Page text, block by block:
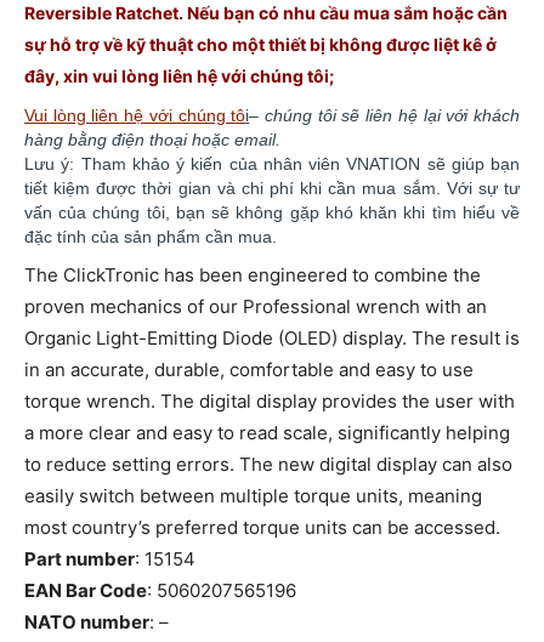
Reversible Ratchet. Nếu bạn có nhu cầu mua sắm hoặc cần
sự hỗ trợ về kỹ thuật cho một thiết bị không được liệt kê ở
đây, xin vui lòng liên hệ với chúng tôi;
Vui lòng liên hệ với chúng tôi–chúng tôi sẽ liên hệ lại với khách
hàng bằng điện thoại hoặc email.
Lưu ý: Tham khảo ý kiến của nhân viên VNATION sẽ giúp bạn
tiết kiệm được thời gian và chi phí khi cần mua sắm. ​​Với sự tư
vấn của chúng tôi, bạn sẽ không gặp khó khăn khi tìm hiểu về
đặc tính của sản phẩm cần mua.
The ClickTronic has been engineered to combine the
proven mechanics of our Professional wrench with an
Organic Light-Emitting Diode (OLED) display. The result is
in an accurate, durable, comfortable and easy to use
torque wrench. The digital display provides the user with
a more clear and easy to read scale, significantly helping
to reduce setting errors. The new digital display can also
easily switch between multiple torque units, meaning
most country’s preferred torque units can be accessed.
Part number: 15154
EAN Bar Code: 5060207565196
NATO number: –